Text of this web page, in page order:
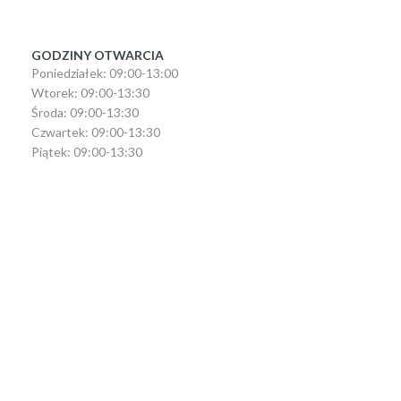
GODZINY OTWARCIA
Poniedziałek: 09:00-13:00
Wtorek: 09:00-13:30
Środa: 09:00-13:30
Czwartek: 09:00-13:30
Piątek: 09:00-13:30